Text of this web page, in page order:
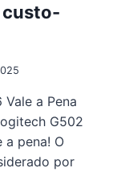
custo-
a Pena
G502
a pena! O
por